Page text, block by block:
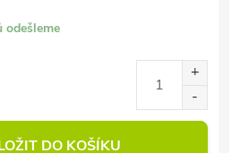
odešleme
DO KOŠÍKU